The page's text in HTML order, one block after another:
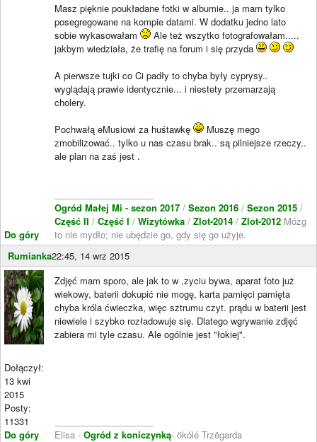
Do góry
Masz pięknie poukładane fotki w albumie.. ja mam tylko
posegregowane na kompie datami. W dodatku jedno lato
sobie wykasowałam
Ale też wszytko fotografowałam.....
jakbym wiedziała, że trafię na forum i się przyda
A pierwsze tujki co Ci padły to chyba były cyprysy..
wyglądają prawie identycznie... i niestety przemarzają
cholery.
Pochwałą eMusiowi za huśtawkę
Muszę mego
zmobilizować.. tylko u nas czasu brak.. są pilniejsze rzeczy..
ale plan na zaś jest .
Ogród Małej Mi - sezon 2017 / Sezon 2016 / Sezon 2015 /
Część II / Część I / Wizytówka / Zlot-2014 / Zlot-2012 Mózg
to nie mydło; nie ubędzie go, gdy się go użyje.
Rumianka22:45, 14 wrz 2015
Dołączył:
13 kwi
2015
Posty:
11331
Do góry
Zdjęć mam sporo, ale jak to w ,zyciu bywa, aparat foto już
wiekowy, baterii dokupić nie mogę, karta pamięci pamięta
chyba króla ćwieczka, więc sztrumu czyt. prądu w baterii jest
niewiele i szybko rozładowuje się. Dlatego wgrywanie zdjęć
zabiera mi tyle czasu. Ale ogólnie jest "łokiej".
Elisa - Ogród z koniczynką- ökólé Trzëgarda